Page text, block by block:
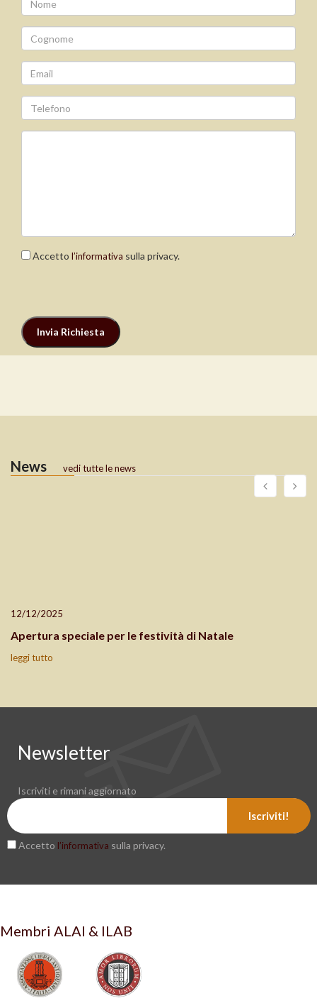
Accetto l’informativa sulla privacy.
News vedi tutte le news
12/12/2025
Apertura speciale per le festività di Natale
leggi tutto
Newsletter
Iscriviti e rimani aggiornato
Iscriviti!
Accetto l’informativa sulla privacy.
Membri ALAI & ILAB